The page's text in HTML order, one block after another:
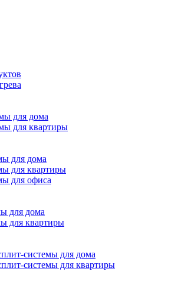
для дома
для квартиры
для дома
для квартиры
для офиса
для дома
для квартиры
системы для дома
системы для квартиры